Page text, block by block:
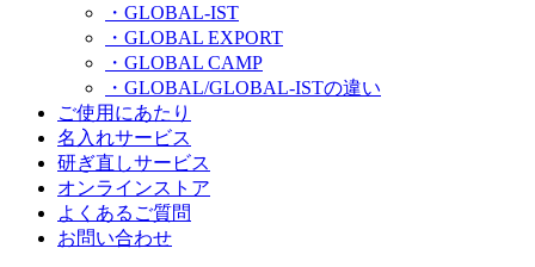
・GLOBAL-IST
・GLOBAL EXPORT
・GLOBAL CAMP
・GLOBAL/GLOBAL-ISTの違い
ご使用にあたり
名入れサービス
研ぎ直しサービス
オンラインストア
よくあるご質問
お問い合わせ